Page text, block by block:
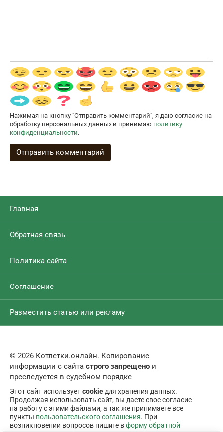
Нажимая на кнопку "Отправить комментарий", я даю согласие на
обработку персональных данных и принимаю политику
конфиденциальности.
Главная
Обратная связь
Политика сайта
Соглашение
Разместить статью или рекламу
© 2026 Котлетки.онлайн. Копирование
информации с сайта строго запрещено и
преследуется в судебном порядке
Этот сайт используетcookieдля хранения данных.
Продолжая использовать сайт, вы даете свое согласие
на работу с этими файлами, а так же принимаете все
пункты пользовательского соглашения. При
возникновении вопросов пишите вформу обратной